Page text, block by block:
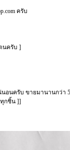
ครับ
นครับ ]
อนครับ ขายมานานกว่า
กชิ้น ]]